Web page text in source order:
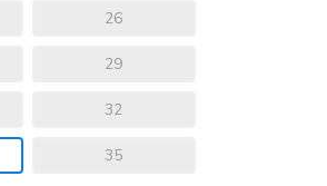
26
29
32
35